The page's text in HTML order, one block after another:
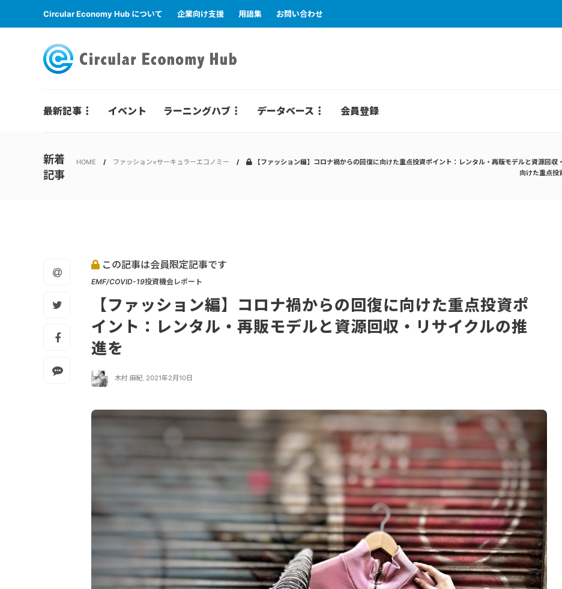
Circular Economy Hub について 企業向け支援 用語集 お問い合わせ
最新記事 イベント ラーニングハブ データベース 会員登録
新着
記事
HOME ファッション×サーキュラーエコノミー 【ファッション編】コロナ禍からの回復に向けた重点投資ポイント：レンタル・再販モデルと資源回収
向けた重点投
この記事は会員限定記事です
EMF/COVID-19投資機会レポート
【ファッション編】コロナ禍からの回復に向けた重点投資ポ
イント：レンタル・再販モデルと資源回収・リサイクルの推
進を
木村 麻紀, 2021年2月10日